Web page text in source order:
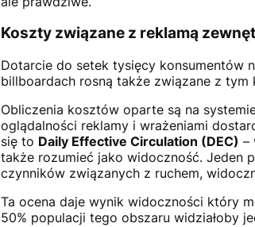
Koszty związane z reklamą
Dotarcie do setek tysięcy konsumentów
billboardach rosną także związane z tym
Obliczenia kosztów oparte są na
oglądalności reklamy i wrażeniami
się to Daily Effective Circulation (DEC) –
także rozumieć jako widoczność. Jeden
czynników związanych z ruchem,
Ta ocena daje wynik widoczności który
50% populacji tego obszaru widziałoby